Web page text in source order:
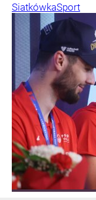
SiatkówkaSport